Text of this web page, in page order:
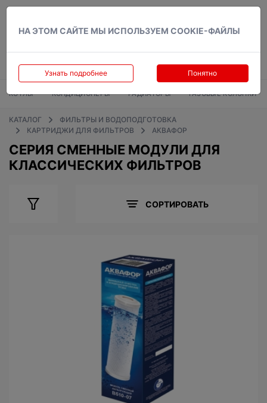
НА ЭТОМ САЙТЕ МЫ ИСПОЛЬЗУЕМ COOKIE-ФАЙЛЫ
Узнать подробнее Понятно
КОТЛЫ КОНДИЦИОНЕРЫ РАДИАТОРЫ ГАЗОВЫЕ КОЛОНКИ
КАТАЛОГ
ФИЛЬТРЫ И ВОДОПОДГОТОВКА
КАРТРИДЖИ ДЛЯ ФИЛЬТРОВ
АКВАФОР
СЕРИЯ СМЕННЫЕ МОДУЛИ ДЛЯ
КЛАССИЧЕСКИХ ФИЛЬТРОВ
СОРТИРОВАТЬ